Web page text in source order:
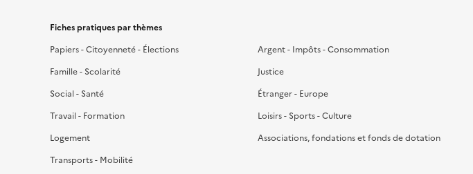
Fiches pratiques par thèmes
Papiers - Citoyenneté - Élections
Famille - Scolarité
Social - Santé
Travail - Formation
Logement
Transports - Mobilité
Argent - Impôts - Consommation
Justice
Étranger - Europe
Loisirs - Sports - Culture
Associations, fondations et fonds de dotation